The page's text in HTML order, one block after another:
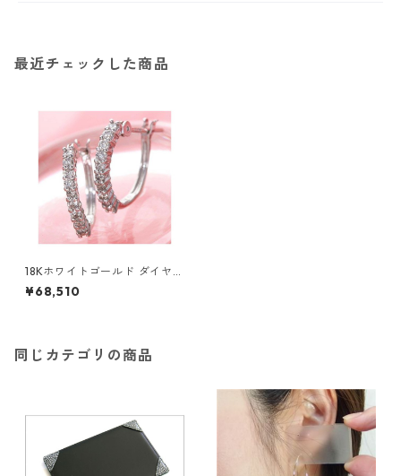
最近チェックした商品
18Kホワイトゴールド ダイヤ2
0石エタニティピアス ダイヤ
モンドピアス ジュエリー アク
¥68,510
同じカテゴリの商品